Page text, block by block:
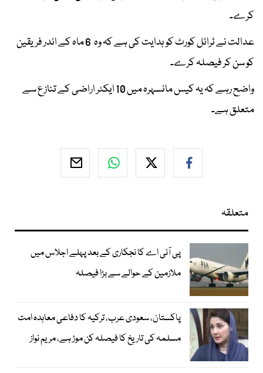
کرے۔
عدالت نے ٹرائل کورٹ کو ہدایت کی ہے کہ وہ 6 ماہ کے اندر فریقین
کو سن کر فیصلہ کرے۔
واضح رہے کہ یہ کیس مانسہرہ میں 10 ایکٹر اراضی کے تنازع سے
متعلق ہے۔
متعلقہ
پی آئی اے کا نجکاری کے بعد پہلے اجلاس میں
ملازمین کے حوالے سے بڑا فیصلہ
پاکستان، سعودی عرب، ترکیہ کا دفاعی معاہدہ امت
مسلمہ کی تاریخ کا فیصلہ کن موڑ ہے، مریم نواز